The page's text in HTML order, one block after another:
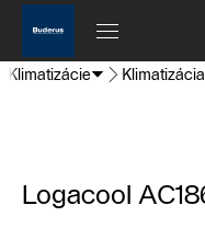
Klimatizácie
Logacool